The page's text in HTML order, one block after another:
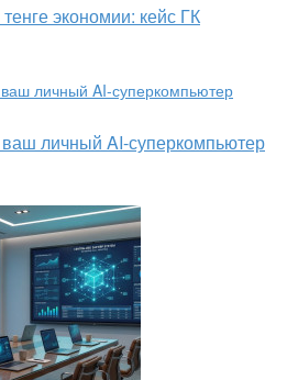
экономии: кейс ГК
личный AI-суперкомпьютер